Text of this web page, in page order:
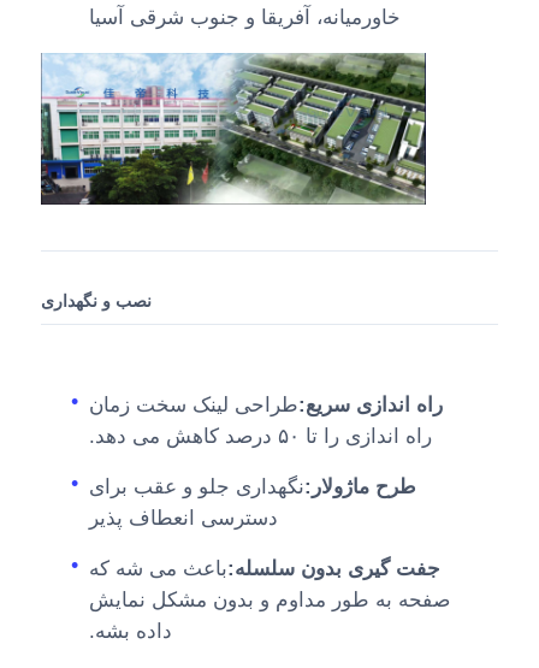
خاورمیانه، آفریقا و جنوب شرقی آسیا
نصب و نگهداری
راه اندازی سریع:طراحی لینک سخت زمان
راه اندازی را تا ۵۰ درصد کاهش می دهد.
طرح ماژولار:نگهداری جلو و عقب برای
دسترسی انعطاف پذیر
جفت گیری بدون سلسله:باعث می شه که
صفحه به طور مداوم و بدون مشکل نمایش
داده بشه.